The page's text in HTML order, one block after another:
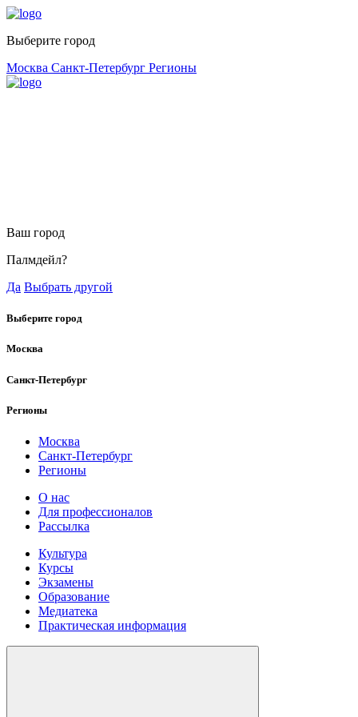
Выберите город
Москва Санкт-Петербург Регионы
Ваш город
Палмдейл?
Да Выбрать другой
Выберите город
Москва
Санкт-Петербург
Регионы
Москва
Санкт-Петербург
Регионы
О нас
Для профессионалов
Рассылка
Культура
Курсы
Экзамены
Образование
Медиатека
Практическая информация